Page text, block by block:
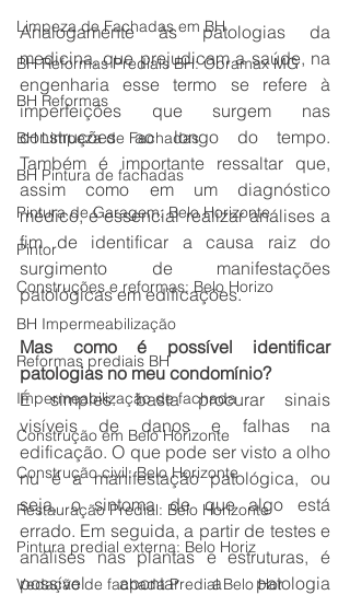
Limpeza de Fachadas em BH
BH Reformas Prediais BH: Obramax MG
BH Reformas
BH Limpeza de Fachadas
BH Pintura de fachadas
Pintura de Garagem: Belo Horizonte
Pintor
Construções e reformas: Belo Horizo
BH Impermeabilização
Reformas prediais BH
Impermeabilização de fachada
Construção em Belo Horizonte
Construção civil: Belo Horizonte
Restauração Predial: Belo Horizonte
Pintura predial externa: Belo Horiz
Vedação de fachada Predial Belo Hor
Analogamente às patologias da
medicina, que prejudicam a saúde, na
engenharia esse termo se refere à
imperfeições que surgem nas
construções ao longo do tempo.
Também é importante ressaltar que,
assim como em um diagnóstico
médico, é essencial realizar análises a
fim de identificar a causa raiz do
surgimento de manifestações
patológicas em edificações.
Mas como é possível identificar
patologias no meu condomínio?
É simples: basta procurar sinais
visíveis de danos e falhas na
edificação. O que pode ser visto a olho
nu é a manifestação patológica, ou
seja, o sintoma de que algo está
errado. Em seguida, a partir de testes e
análises nas plantas e estruturas, é
possível apontar a patologia